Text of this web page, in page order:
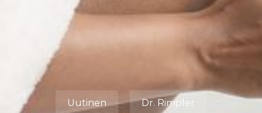
Uutinen Dr. Rimpler